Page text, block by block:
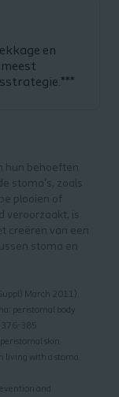
en
hun behoeften
stoma's, zoals
plooien of
veroorzaakt, is
creëren van een
stoma en
March 2011).
peristomal body
376-385
skin
with a stoma.
and